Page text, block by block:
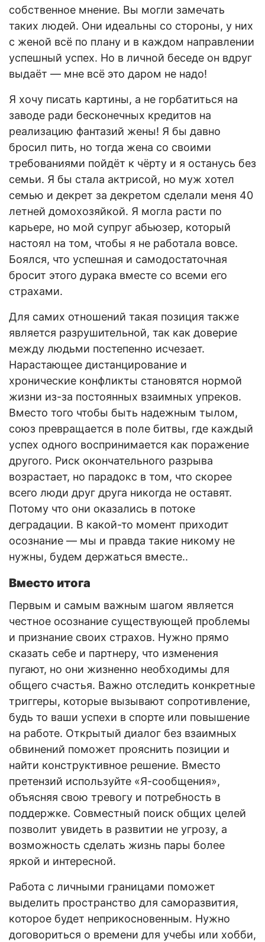
собственное мнение. Вы могли замечать
таких людей. Они идеальны со стороны, у них
с женой всё по плану и в каждом направлении
успешный успех. Но в личной беседе он вдруг
выдаёт — мне всё это даром не надо!
Я хочу писать картины, а не горбатиться на
заводе ради бесконечных кредитов на
реализацию фантазий жены! Я бы давно
бросил пить, но тогда жена со своими
требованиями пойдёт к чёрту и я останусь без
семьи. Я бы стала актрисой, но муж хотел
семью и декрет за декретом сделали меня 40
летней домохозяйкой. Я могла расти по
карьере, но мой супруг абьюзер, который
настоял на том, чтобы я не работала вовсе.
Боялся, что успешная и самодостаточная
бросит этого дурака вместе со всеми его
страхами.
Для самих отношений такая позиция также
является разрушительной, так как доверие
между людьми постепенно исчезает.
Нарастающее дистанцирование и
хронические конфликты становятся нормой
жизни из-за постоянных взаимных упреков.
Вместо того чтобы быть надежным тылом,
союз превращается в поле битвы, где каждый
успех одного воспринимается как поражение
другого. Риск окончательного разрыва
возрастает, но парадокс в том, что скорее
всего люди друг друга никогда не оставят.
Потому что они оказались в потоке
деградации. В какой-то момент приходит
осознание — мы и правда такие никому не
нужны, будем держаться вместе..
Вместо итога
Первым и самым важным шагом является
честное осознание существующей проблемы
и признание своих страхов. Нужно прямо
сказать себе и партнеру, что изменения
пугают, но они жизненно необходимы для
общего счастья. Важно отследить конкретные
триггеры, которые вызывают сопротивление,
будь то ваши успехи в спорте или повышение
на работе. Открытый диалог без взаимных
обвинений поможет прояснить позиции и
найти конструктивное решение. Вместо
претензий используйте «Я-сообщения»,
объясняя свою тревогу и потребность в
поддержке. Совместный поиск общих целей
позволит увидеть в развитии не угрозу, а
возможность сделать жизнь пары более
яркой и интересной.
Работа с личными границами поможет
выделить пространство для саморазвития,
которое будет неприкосновенным. Нужно
договориться о времени для учебы или хобби,